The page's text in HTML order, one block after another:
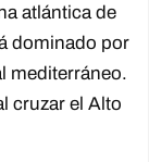
atlántica de
dominado por
mediterráneo.
cruzar el Alto